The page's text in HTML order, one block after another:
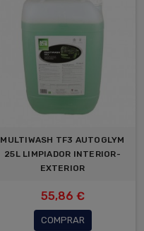
MULTIWASH TF3 AUTOGLYM
25L LIMPIADOR INTERIOR-
EXTERIOR
55,86 €
COMPRAR